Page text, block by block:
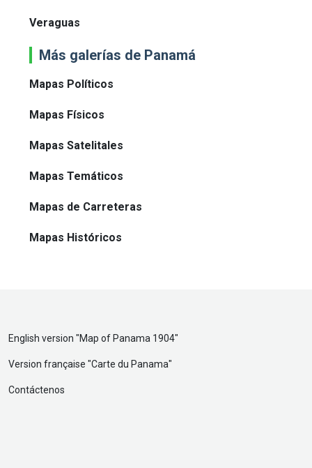
Veraguas
Más galerías de Panamá
Mapas Políticos
Mapas Físicos
Mapas Satelitales
Mapas Temáticos
Mapas de Carreteras
Mapas Históricos
English version "Map of Panama 1904"
Version française "Carte du Panama"
Contáctenos